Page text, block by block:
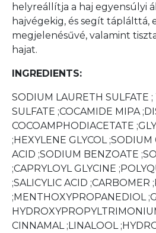
helyreállítja a haj egyensúlyi
hajvégekig, és segít táplálttá,
megjelenésűvé, valamint
hajat.
INGREDIENTS:
SODIUM LAURETH SULFATE
SULFATE ;COCAMIDE MIPA
COCOAMPHODIACETATE
;HEXYLENE GLYCOL
ACID ;SODIUM BENZOATE
;CAPRYLOYL GLYCINE
;SALICYLIC ACID ;CARBOMER
;MENTHOXYPROPANEDIOL
CINNAMAL ;LINALOOL